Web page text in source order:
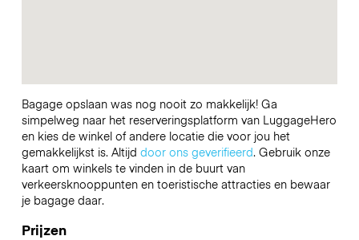
Bagage opslaan was nog nooit zo makkelijk! Ga
simpelweg naar het reserveringsplatform van LuggageHero
en kies de winkel of andere locatie die voor jou het
gemakkelijkst is. Altijd door ons geverifieerd. Gebruik onze
kaart om winkels te vinden in de buurt van
verkeersknooppunten en toeristische attracties en bewaar
je bagage daar.
Prijzen